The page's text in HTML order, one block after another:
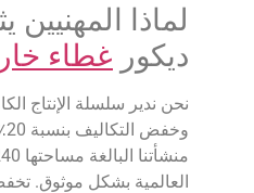
لماذا المهنيين
ديكور غطاء
نحن ندير سلسلة الإنتاج
العالمية بشكل موثوق.